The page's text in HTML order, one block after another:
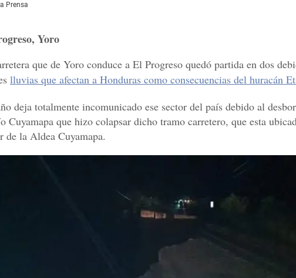
Prensa
Yoro
que de Yoro conduce a El Progreso quedó partida en dos
lluvias que afectan a Honduras como consecuencias del huracán
deja totalmente incomunicado ese sector del país debido al
Cuyamapa que hizo colapsar dicho tramo carretero, que esta
de la Aldea Cuyamapa.